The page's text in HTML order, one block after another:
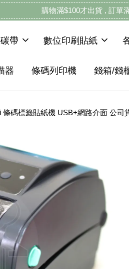
購物滿$100才出貨 , 訂單
帶 數位印刷貼紙
器 條碼列印機 錢箱/錢
條碼標籤貼紙機 USB+網路介面 公司